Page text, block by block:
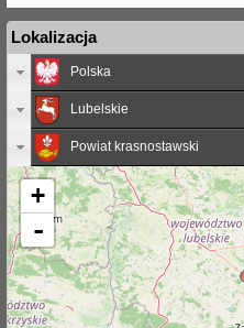
ś
t
a
j
Lokalizacja
Polska
Lubelskie
Powiat krasnostawski
+
-